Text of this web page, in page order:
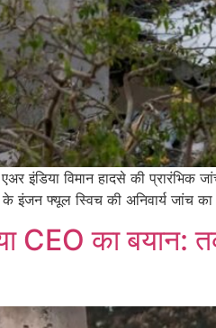
विमान हादसे की प्रारंभिक
इंजन फ्यूल स्विच की अनिवार्य जांच
CEO का